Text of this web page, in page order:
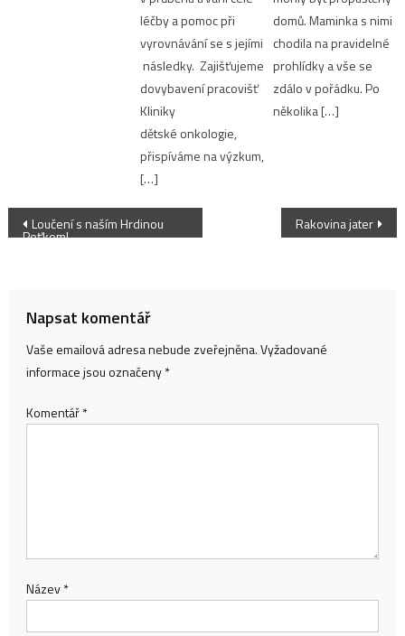
léčby a pomoc při
vyrovnávání se s jejími
následky. Zajišťujeme
dovybavení pracovišť
Kliniky
dětské onkologie,
přispíváme na výzkum,
[…]
domů. Maminka s nimi
chodila na pravidelné
prohlídky a vše se
zdálo v pořádku. Po
několika […]
Navigace
Loučení s naším Hrdinou
Peťkem!
Rakovina jater
Napsat komentář
Vaše emailová adresa nebude zveřejněna.Vyžadované
informace jsou označeny*
Komentář*
Název*